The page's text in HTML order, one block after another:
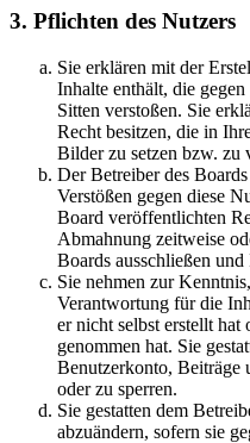
3. Pflichten des Nutzers
Sie erklären mit der
Inhalte enthält, die
Sitten verstoßen. Sie
Recht besitzen, die in
Bilder zu setzen bzw. zu
Der Betreiber des
Verstößen gegen diese
Board veröffentlichten
Abmahnung zeitweise
Boards ausschließen
Sie nehmen zur
Verantwortung für die
er nicht selbst erstellt
genommen hat. Sie
Benutzerkonto, Beiträge
oder zu sperren.
Sie gestatten dem
abzuändern, sofern sie